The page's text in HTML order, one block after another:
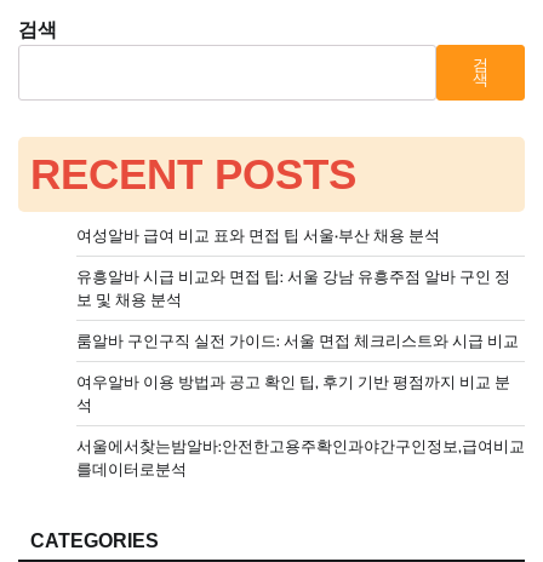
검색
검
색
RECENT POSTS
여성알바 급여 비교 표와 면접 팁 서울·부산 채용 분석
유흥알바 시급 비교와 면접 팁: 서울 강남 유흥주점 알바 구인 정
보 및 채용 분석
룸알바 구인구직 실전 가이드: 서울 면접 체크리스트와 시급 비교
여우알바 이용 방법과 공고 확인 팁, 후기 기반 평점까지 비교 분
석
서울에서찾는밤알바:안전한고용주확인과야간구인정보,급여비교
를데이터로분석
CATEGORIES